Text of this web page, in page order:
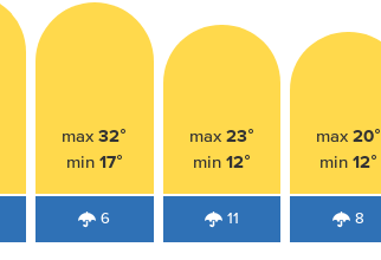
max32°
min 17°
6
max 23°
min 12°
11
max20°
min12°
8